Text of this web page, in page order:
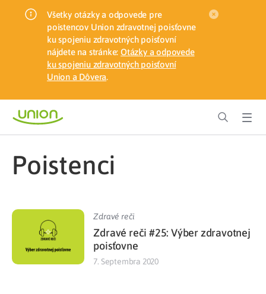
Všetky otázky a odpovede pre
poistencov Union zdravotnej poisťovne
ku spojeniu zdravotných poisťovní
nájdete na stránke: Otázky a odpovede
ku spojeniu zdravotných poisťovní
Union a Dôvera.
poistenci
Zdravé reči
Zdravé reči #25: Výber zdravotnej
poisťovne
7. Septembra 2020